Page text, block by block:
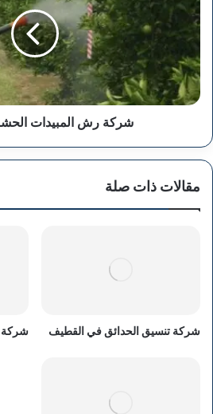
الحشرية
في
تبوك
شركة رش المبيدات
مقالات ذات صلة
شركة تنسيق الحدائق في القطيف شركة